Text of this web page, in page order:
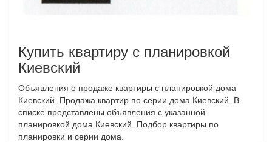
Купить квартиру с планировкой
Киевский
Объявления о продаже квартиры с планировкой дома
Киевский. Продажа квартир по серии дома Киевский. В
списке представлены объявления с указанной
планировкой дома Киевский. Подбор квартиры по
планировки и серии дома.